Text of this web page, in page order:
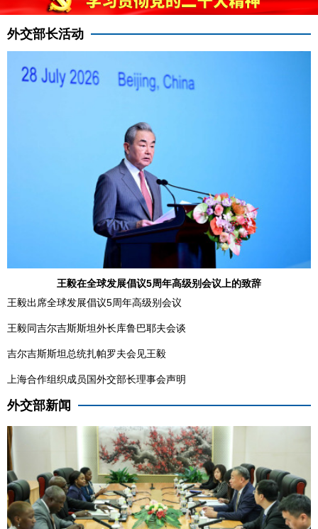
外交部长活动
王毅在全球发展倡议5周年高级别会议上的致辞
王毅出席全球发展倡议5周年高级别会议
王毅同吉尔吉斯斯坦外长库鲁巴耶夫会谈
吉尔吉斯斯坦总统扎帕罗夫会见王毅
上海合作组织成员国外交部长理事会声明
外交部新闻